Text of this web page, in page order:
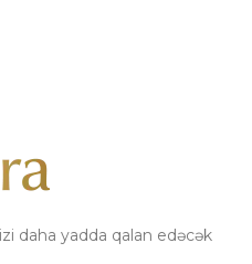
daha yadda qalan edəcək